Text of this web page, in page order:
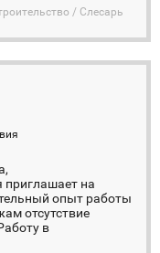
/ Слесарь
на
опыт работы
отсутствие
в